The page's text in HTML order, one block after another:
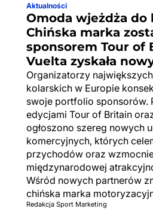
Aktualności
Omoda wjeżdża do
Chińska marka
sponsorem Tour of
Vuelta zyskała
Organizatorzy
kolarskich w Europie
swoje portfolio sponsorów.
edycjami Tour of Britain
ogłoszono szereg nowych
komercyjnych, których
przychodów oraz
międzynarodowej
Wśród nowych partnerów
chińska marka
Redakcja Sport Marketing